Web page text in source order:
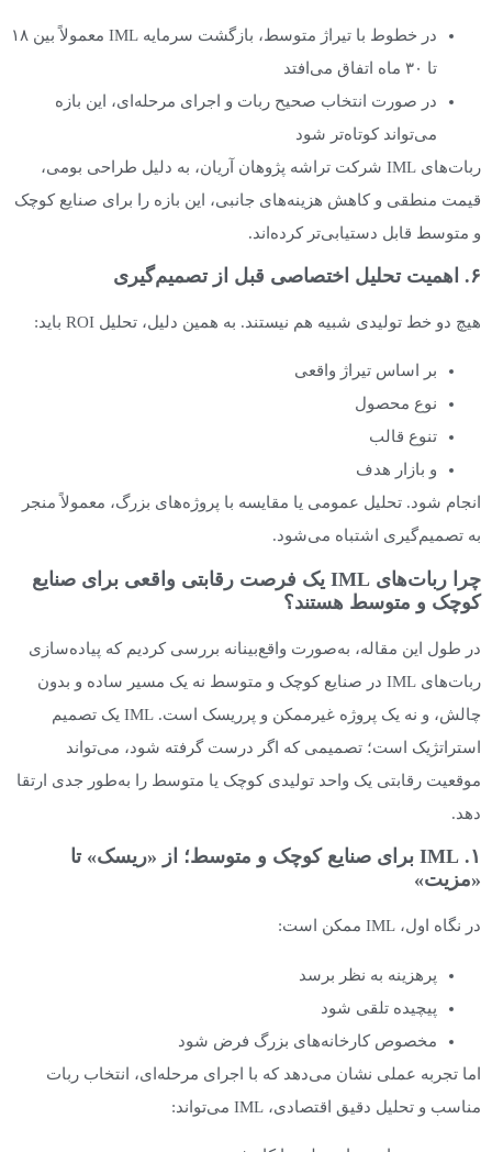
در خطوط با تیراژ متوسط، بازگشت سرمایه IML معمولاً بین ۱۸
تا ۳۰ ماه اتفاق می‌افتد
در صورت انتخاب صحیح ربات و اجرای مرحله‌ای، این بازه
می‌تواند کوتاه‌تر شود
ربات‌های IML شرکت تراشه پژوهان آریان، به دلیل طراحی بومی،
قیمت منطقی و کاهش هزینه‌های جانبی، این بازه را برای صنایع کوچک
و متوسط قابل دستیابی‌تر کرده‌اند.
۶. اهمیت تحلیل اختصاصی قبل از تصمیم‌گیری
هیچ دو خط تولیدی شبیه هم نیستند. به همین دلیل، تحلیل ROI باید:
بر اساس تیراژ واقعی
نوع محصول
تنوع قالب
و بازار هدف
انجام شود. تحلیل عمومی یا مقایسه با پروژه‌های بزرگ، معمولاً منجر
به تصمیم‌گیری اشتباه می‌شود.
چرا ربات‌های IML یک فرصت رقابتی واقعی برای صنایع
کوچک و متوسط هستند؟
در طول این مقاله، به‌صورت واقع‌بینانه بررسی کردیم که پیاده‌سازی
ربات‌های IML در صنایع کوچک و متوسط نه یک مسیر ساده و بدون
چالش، و نه یک پروژه غیرممکن و پرریسک است. IML یک تصمیم
استراتژیک است؛ تصمیمی که اگر درست گرفته شود، می‌تواند
موقعیت رقابتی یک واحد تولیدی کوچک یا متوسط را به‌طور جدی ارتقا
دهد.
۱. IML برای صنایع کوچک و متوسط؛ از «ریسک» تا
«مزیت»
در نگاه اول، IML ممکن است:
پرهزینه به نظر برسد
پیچیده تلقی شود
مخصوص کارخانه‌های بزرگ فرض شود
اما تجربه عملی نشان می‌دهد که با اجرای مرحله‌ای، انتخاب ربات
مناسب و تحلیل دقیق اقتصادی، IML می‌تواند: